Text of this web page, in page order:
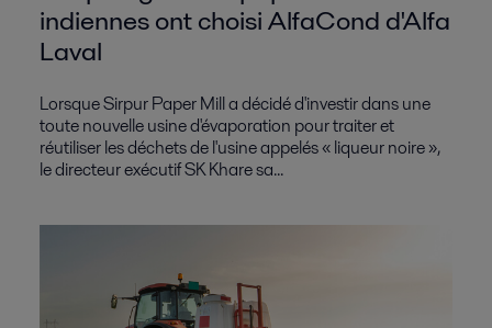
indiennes ont choisi AlfaCond d'Alfa
Laval
Lorsque Sirpur Paper Mill a décidé d'investir dans une
toute nouvelle usine d'évaporation pour traiter et
réutiliser les déchets de l'usine appelés « liqueur noire »,
le directeur exécutif SK Khare sa...